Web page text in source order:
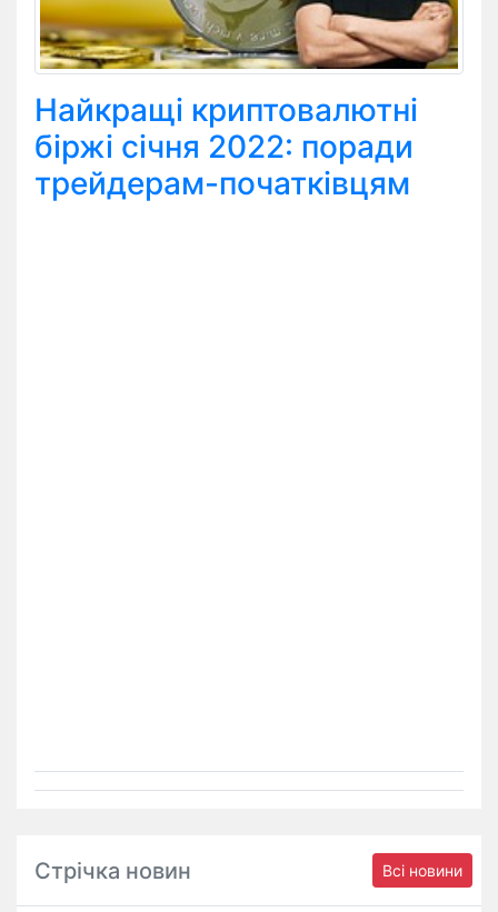
Найкращі криптовалютні
біржі січня 2022: поради
трейдерам-початківцям
Стрічка новин Всі новини